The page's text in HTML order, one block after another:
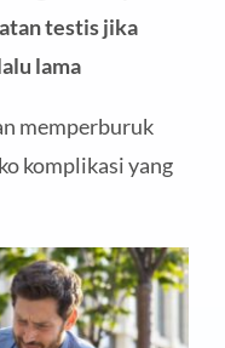
testis jika
lama
memperburuk
komplikasi yang